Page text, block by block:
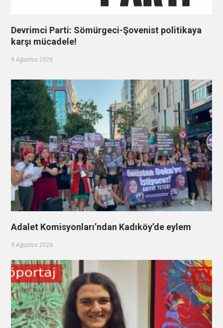
Devrimci Parti: Sömürgeci-Şovenist politikaya
karşı mücadele!
9 Ağustos 2026
Adalet Komisyonları’ndan Kadıköy’de eylem
9 Ağustos 2026